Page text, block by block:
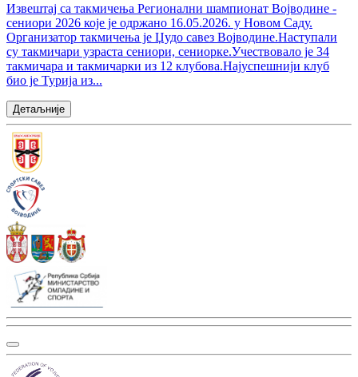
Извештај са такмичења Регионални шампионат Војводине -
сениори 2026 које је одржано 16.05.2026. у Новом Саду.
Организатор такмичења је Џудо савез Војводине.Наступали
су такмичари узраста сениори, сениорке.Учествовало је 34
такмичара и такмичарки из 12 клубова.Најуспешнији клуб
био је Турија из...
Детаљније